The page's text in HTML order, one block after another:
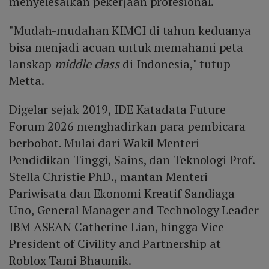
"Mudah-mudahan KIMCI di tahun keduanya
bisa menjadi acuan untuk memahami peta
lanskap middle classdi Indonesia," tutup
Metta.
Digelar sejak 2019, IDE Katadata Future
Forum 2026 menghadirkan para pembicara
berbobot. Mulai dari Wakil Menteri
Pendidikan Tinggi, Sains, dan Teknologi Prof.
Stella Christie PhD., mantan Menteri
Pariwisata dan Ekonomi Kreatif Sandiaga
Uno, General Manager and Technology Leader
IBM ASEAN Catherine Lian, hingga Vice
President of Civility and Partnership at
Roblox Tami Bhaumik.